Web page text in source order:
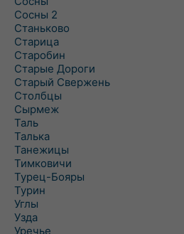
Сосны 2
Станьково
Старица
Старобин
Старые Дороги
Старый Свержень
Столбцы
Сырмеж
Таль
Талька
Танежицы
Тимковичи
Турец-Бояры
Турин
Углы
Узда
Уречье